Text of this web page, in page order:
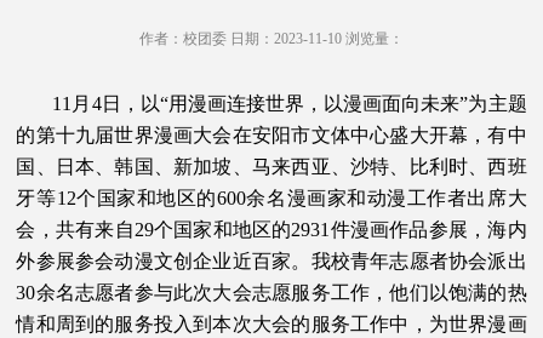
作者：校团委 日期：2023-11-10 浏览量：
11月4日，以“用漫画连接世界，以漫画面向未来”为主题
的第十九届世界漫画大会在安阳市文体中心盛大开幕，有中
国、日本、韩国、新加坡、马来西亚、沙特、比利时、西班
牙等12个国家和地区的600余名漫画家和动漫工作者出席大
会，共有来自29个国家和地区的2931件漫画作品参展，海内
外参展参会动漫文创企业近百家。我校青年志愿者协会派出
30余名志愿者参与此次大会志愿服务工作，他们以饱满的热
情和周到的服务投入到本次大会的服务工作中，为世界漫画